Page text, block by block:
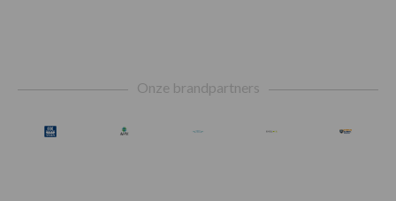
Onze brandpartners